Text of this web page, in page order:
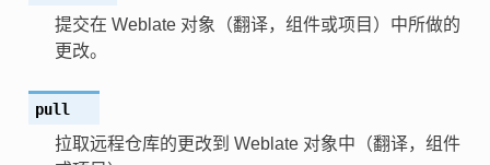
提交在 Weblate 对象（翻译，组件或项目）中所做的
更改。
pull
拉取远程仓库的更改到 Weblate 对象中（翻译，组件